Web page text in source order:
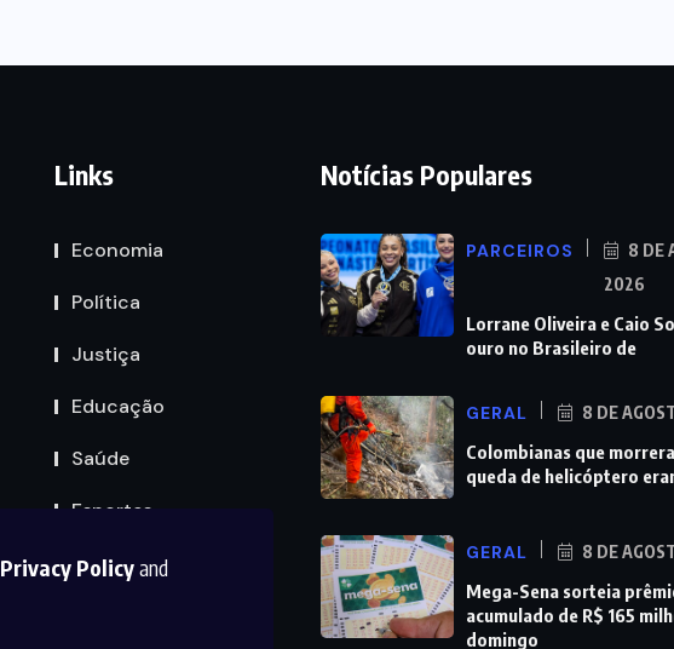
Privacy Policyand
Links
Economia
Política
Justiça
Educação
Saúde
Esportes
Notícias Populares
PARCEIROS
8 DE
2026
Lorrane Oliveira e Caio
ouro no Brasileiro de
GERAL 8 DE
Colombianas que
queda de helicóptero
GERAL 8 DE
Mega-Sena sorteia
acumulado de R$ 165
domingo